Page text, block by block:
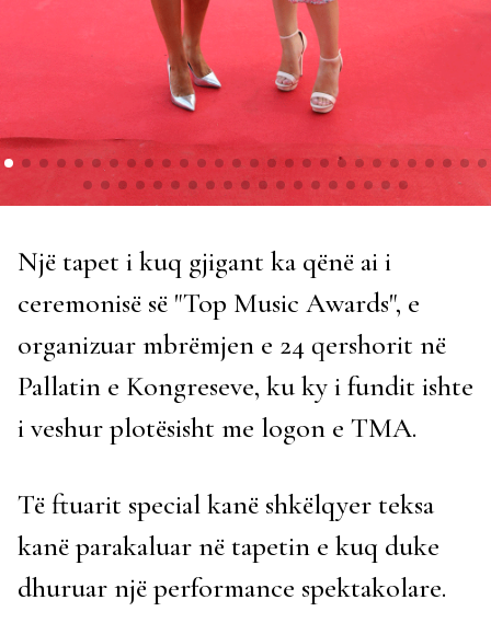
Një tapet i kuq gjigant ka qënë ai i
ceremonisë së "Top Music Awards", e
organizuar mbrëmjen e 24 qershorit në
Pallatin e Kongreseve, ku ky i fundit ishte
i veshur plotësisht me logon e TMA.
Të ftuarit special kanë shkëlqyer teksa
kanë parakaluar në tapetin e kuq duke
dhuruar një performance spektakolare.